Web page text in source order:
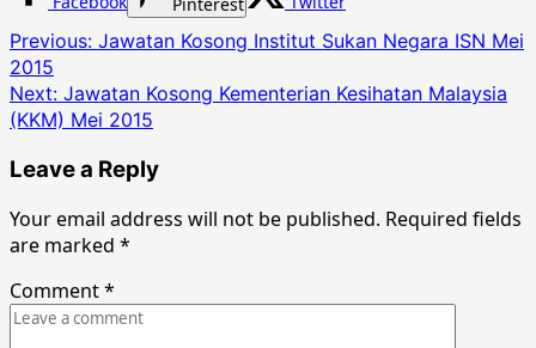
Post
navigation
Previous: Jawatan Kosong Institut Sukan Negara ISN Mei
2015
Next: Jawatan Kosong Kementerian Kesihatan Malaysia
(KKM) Mei 2015
Leave a Reply
Your email address will not be published. Required fields
are marked *
Comment*